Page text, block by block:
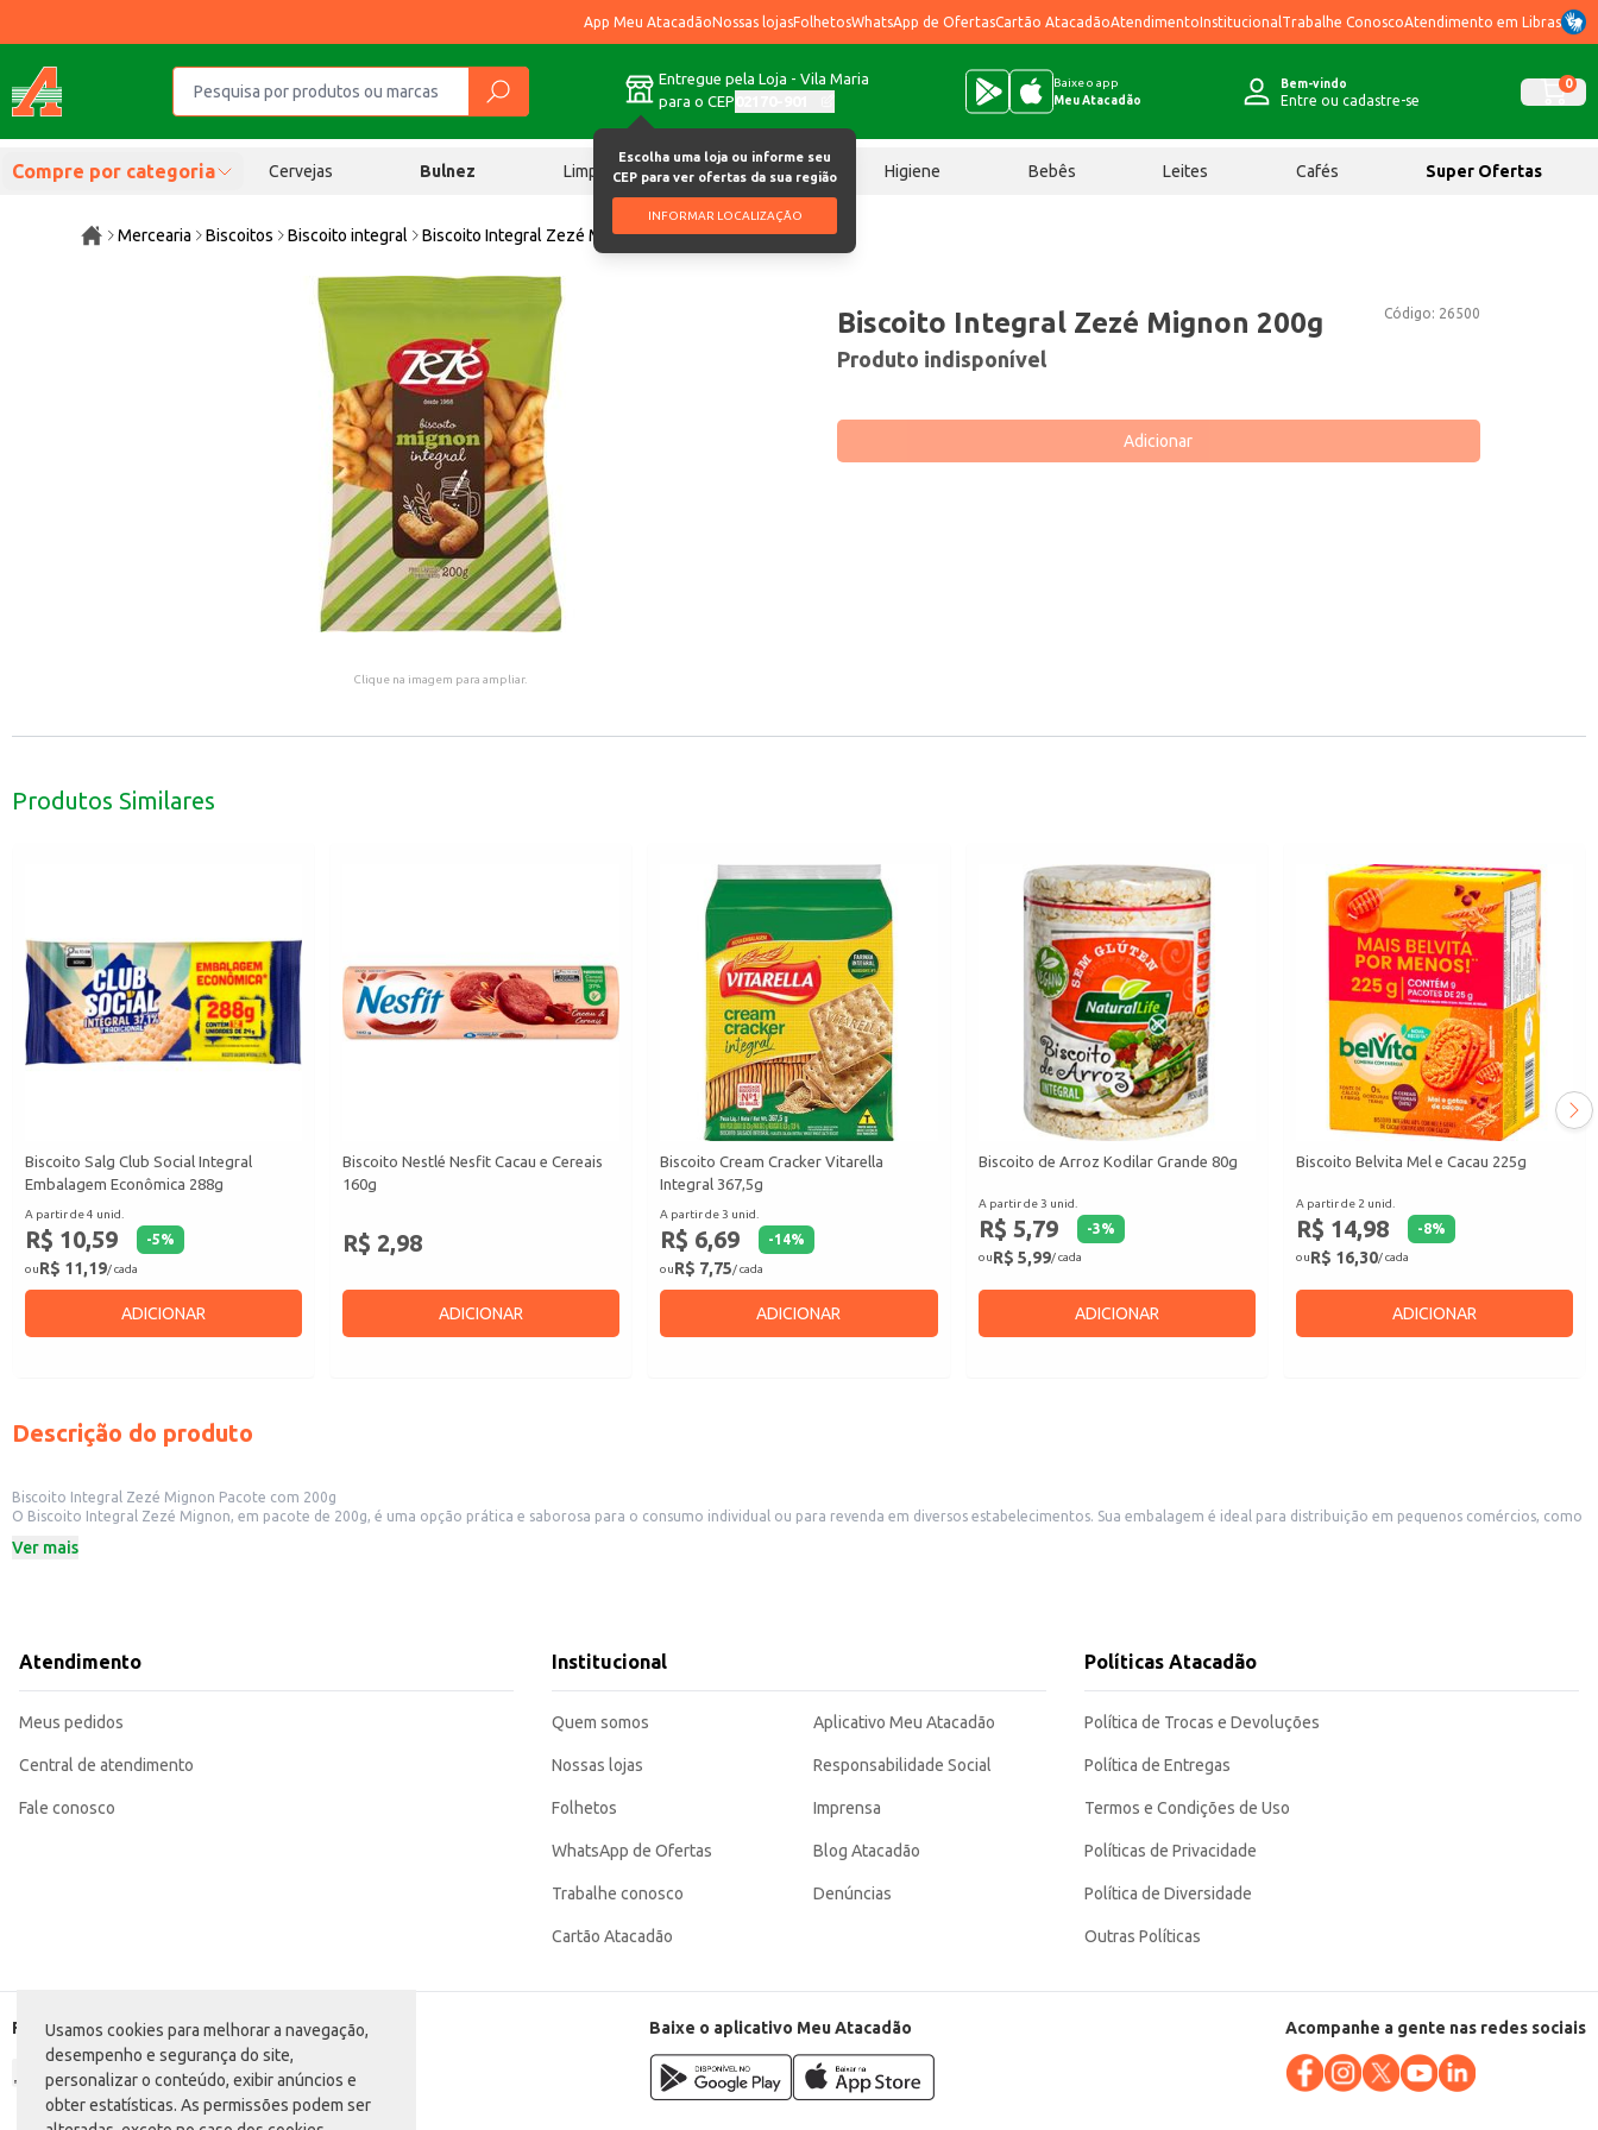
Usamos cookies para melhorar a navegação,
desempenho e segurança do site,
personalizar o conteúdo, exibir anúncios e
obter estatísticas. As permissões podem ser
App Meu AtacadãoNossas lojasFolhetosWhatsApp de OfertasCartão AtacadãoAtendimentoInstitucional Trabalhe ConoscoAtendimento em Libras
Entregue pela Loja - Vila Maria
para o CEP
Escolha uma loja ou informe seu
CEP para ver ofertas da sua região
INFORMAR LOCALIZAÇÃO
Baixe o app
Meu Atacadão
Bem-vindo
Entre ou cadastre-se
0
Compre por categoria Cervejas Bulnez Limpeza Chocolates Higiene Bebês Leites Cafés Super Ofertas
Mercearia Biscoitos Biscoito integral Biscoito Integral Zezé Mignon 200g
Clique na imagem para ampliar.
Código: 26500
Biscoito Integral Zezé Mignon 200g
Produto indisponível
Adicionar
Produtos Similares
Biscoito Salg Club Social Integral
Embalagem Econômica 288g
A partir de 4 unid.
R$ 10,59 -5%
ouR$ 11,19/ cada
ADICIONAR
Biscoito Nestlé Nesfit Cacau e Cereais
160g
R$ 2,98
ADICIONAR
Biscoito Cream Cracker Vitarella
Integral 367,5g
A partir de 3 unid.
R$ 6,69 -14%
ouR$ 7,75/ cada
ADICIONAR
Biscoito de Arroz Kodilar Grande 80g
A partir de 3 unid.
R$ 5,79 -3%
ouR$ 5,99/ cada
ADICIONAR
Biscoito Belvita Mel e Cacau 225g
A partir de 2 unid.
R$ 14,98 -8%
ouR$ 16,30/ cada
ADICIONAR
Descrição do produto
Biscoito Integral Zezé Mignon Pacote com 200g
O Biscoito Integral Zezé Mignon, em pacote de 200g, é uma opção prática e saborosa para o consumo individual ou para revenda em diversos estabelecimentos. Sua embalagem é ideal para distribuição em pequenos comércios, como
Dicas de uso:
O Biscoito Integral Zezé Mignon oferece um produto de qualidade, com ingredientes selecionados, em uma embalagem compacta e fácil de manusear. Sua praticidade e sabor agradam a diversos paladares, tornando-o uma escolha
eficiente para o seu negócio ou consumo pessoal.
Marca: Zezé
Categoria: Biscoito integral
EAN: 7896200053044
Ver mais
Atendimento
Meus pedidos
Central de atendimento
Fale conosco
Institucional
Quem somos
Nossas lojas
Folhetos
WhatsApp de Ofertas
Trabalhe conosco
Cartão Atacadão
Aplicativo Meu Atacadão
Responsabilidade Social
Imprensa
Blog Atacadão
Denúncias
Políticas Atacadão
Política de Trocas e Devoluções
Política de Entregas
Termos e Condições de Uso
Políticas de Privacidade
Política de Diversidade
Outras Políticas
Formas de pagamento Baixe o aplicativo Meu Atacadão Acompanhe a gente nas redes sociais